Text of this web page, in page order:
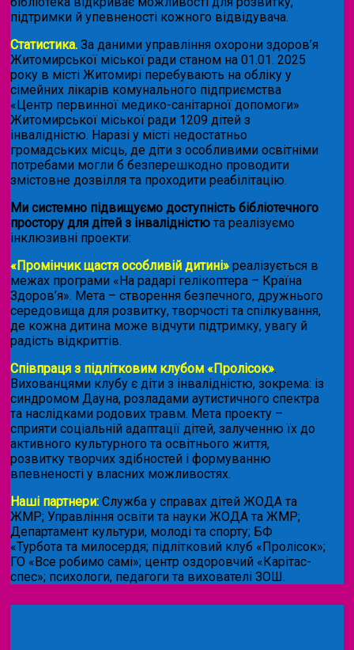
підтримки й упевненості кожного відвідувача.
Статистика. За даними управління охорони здоров’я
Житомирської міської ради станом на 01.01. 2025
року в місті Житомирі перебувають на обліку у
сімейних лікарів комунального підприємства
«Центр первинної медико-санітарної допомоги»
Житомирської міської ради 1209 дітей з
інвалідністю. Наразі у місті недостатньо
громадських місць, де діти з особливими освітніми
потребами могли б безперешкодно проводити
змістовне дозвілля та проходити реабілітацію.
Ми системно підвищуємо доступність бібліотечного
простору для дітей з інвалідністю та реалізуємо
інклюзивні проекти:
«Промінчик щастя особливій дитині» реалізується в
межах програми «На радарі гелікоптера – Країна
Здоров’я». Мета – створення безпечного, дружнього
середовища для розвитку, творчості та спілкування,
де кожна дитина може відчути підтримку, увагу й
радість відкриттів.
Співпраця з підлітковим клубом «Пролісок».
Вихованцями клубу є діти з інвалідністю, зокрема: із
синдромом Дауна, розладами аутистичного спектра
та наслідками родових травм. Мета проекту –
сприяти соціальній адаптації дітей, залученню їх до
активного культурного та освітнього життя,
розвитку творчих здібностей і формуванню
впевненості у власних можливостях.
Наші партнери: Служба у справах дітей ЖОДА та
ЖМР; Управління освіти та науки ЖОДА та ЖМР;
Департамент культури, молоді та спорту; БФ
«Турбота та милосердя; підлітковий клуб «Пролісок»;
ГО «Все робимо самі»; центр оздоровчий «Карітас-
спес»; психологи, педагоги та вихователі ЗОШ.